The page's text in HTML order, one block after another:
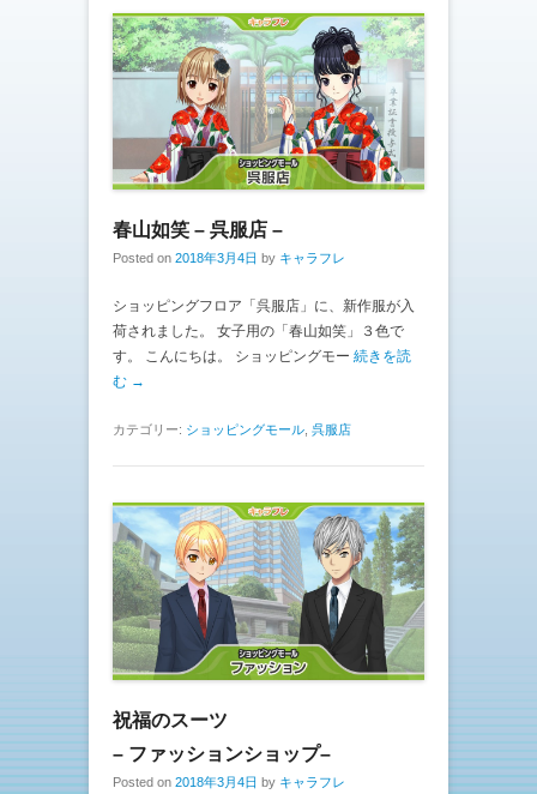
春山如笑 – 呉服店 –
Posted on 2018年3月4日 by キャラフレ
ショッピングフロア「呉服店」に、新作服が入
荷されました。 女子用の「春山如笑」３色で
す。 こんにちは。 ショッピングモー 続きを読
む →
カテゴリー: ショッピングモール 呉服店
祝福のスーツ
– ファッションショップ–
Posted on 2018年3月4日 by キャラフレ